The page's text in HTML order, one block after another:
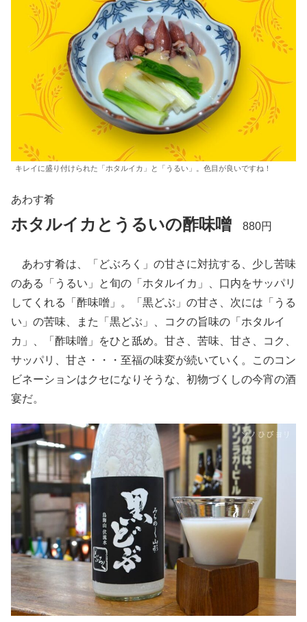
キレイに盛り付けられた「ホタルイカ」と「うるい」。色目が良いですね！
あわす肴
ホタルイカとうるいの酢味噌 880円
あわす肴は、「どぶろく」の甘さに対抗する、少し苦味
のある「うるい」と旬の「ホタルイカ」、口内をサッパリ
してくれる「酢味噌」。「黒どぶ」の甘さ、次には「うる
い」の苦味、また「黒どぶ」、コクの旨味の「ホタルイ
カ」、「酢味噌」をひと舐め。甘さ、苦味、甘さ、コク、
サッパリ、甘さ・・・至福の味変が続いていく。このコン
ビネーションはクセになりそうな、初物づくしの今宵の酒
宴だ。